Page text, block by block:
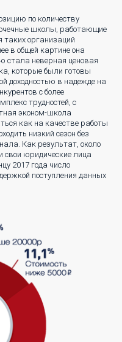
по количеству
школы, работающие
таких организаций
в общей картине она
стала неверная ценовая
которые были готовы
доходностью в надежде на
с более
трудностей, с
эконом-школа
как на качестве работы
низкий сезон без
Как результат, около
свои юридические лица
2017 года число
поступления данных